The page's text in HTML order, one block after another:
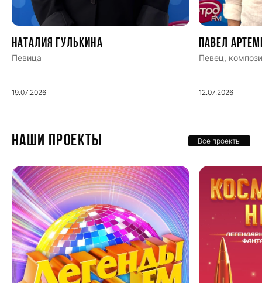
Наталия Гулькина
Певица
19.07.2026
Павел
Певец,
12.07.2026
НАШИ ПРОЕКТЫ Все проекты